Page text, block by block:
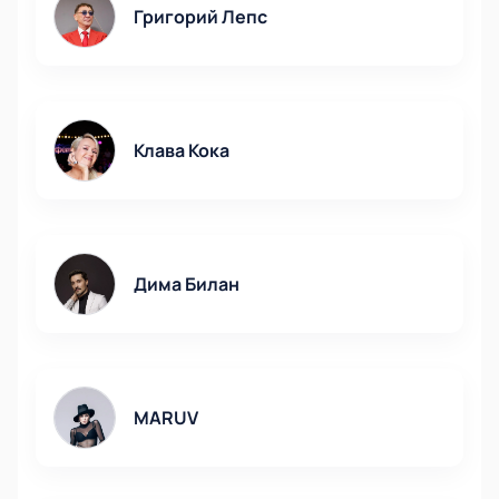
волны” 2021!
Место проведения открытия “Новой
звезд” – гала-концерт известных исполнителей. Он
пройдет в New Wave Hall, концертном зале,
расположенном в олимпийском парке рядом со
техническое оснащение сцены позволит зрителям
насладиться чистым живым исполнением артистов
и невероятным световым шоу. New Wave Hall
знаменитостями. Смотреть открытие “Новой
волны” в таком зале – невероятное удовольствие.
Уникальный концертный зал имеет разборную
Григорий Лепс
Клава Кока
Дима Билан
MARUV